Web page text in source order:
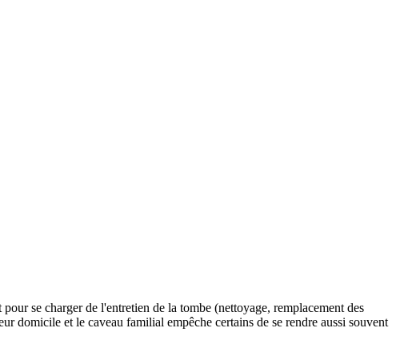
se charger de l'entretien de la tombe (nettoyage, remplacement des
domicile et le caveau familial empêche certains de se rendre aussi souvent